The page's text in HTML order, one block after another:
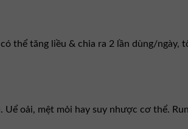
thể tăng liều & chia ra 2 lần dùng/
Uể oải, mệt mỏi hay suy nhược cơ thể.